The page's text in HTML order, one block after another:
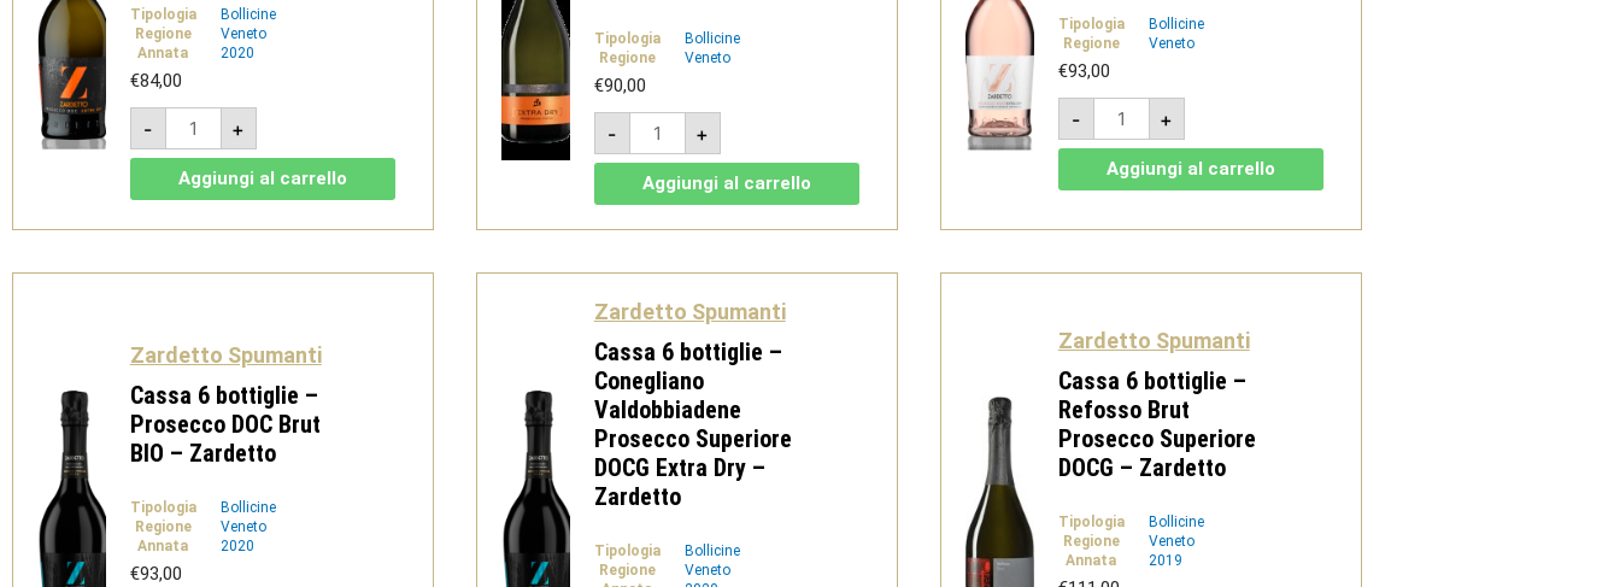
Tipologia
Bollicine
Regione
Veneto
Annata
2020
€84,00
-
Cassa
bottiglie
Prosecco
DOC
Extra
Zardetto
+
Aggiungi al carrello
Tipologia
Bollicine
Regione
Veneto
€90,00
-
Cassa
bottiglie
Porta
Monticano
Prosecco
Zardetto
quantità
+
Aggiungi al carrello
Tipologia
Bollicine
Regione
Veneto
€93,00
-
Cassa
bottiglie
Prosecco
DOC
Extra
-
+
Aggiungi al carrello
Zardetto Spumanti
Cassa 6 bottiglie –
Prosecco DOC Brut
BIO – Zardetto
Tipologia
Bollicine
Regione
Veneto
Annata
2020
€93,00
Zardetto Spumanti
Cassa 6 bottiglie –
Conegliano
Valdobbiadene
Prosecco Superiore
DOCG Extra Dry –
Zardetto
Tipologia
Bollicine
Regione
Veneto
Zardetto Spumanti
Cassa 6 bottiglie –
Refosso Brut
Prosecco Superiore
DOCG – Zardetto
Tipologia
Bollicine
Regione
Veneto
Annata
2019